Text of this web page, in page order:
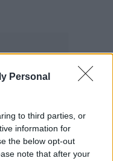
Personal
to third parties, or
information for
the below opt-out
note that after your
presne podľa
pre ich život i